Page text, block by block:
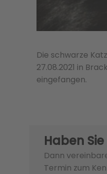
Die schwarze
27.08.2021 in
eingefangen.
Haben
Dann
Termin zum